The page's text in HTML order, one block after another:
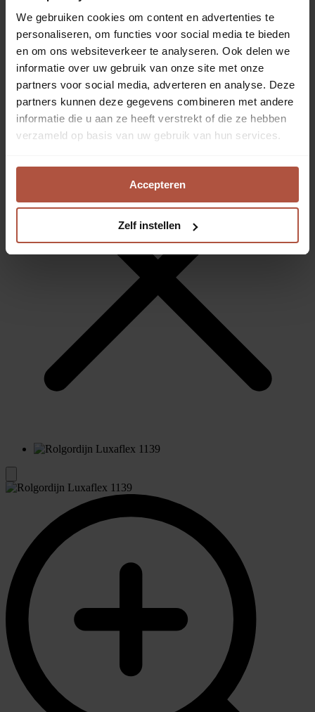
We gebruiken cookies om content en advertenties te
personaliseren, om functies voor social media te bieden
en om ons websiteverkeer te analyseren. Ook delen we
informatie over uw gebruik van onze site met onze
partners voor social media, adverteren en analyse. Deze
partners kunnen deze gegevens combineren met andere
informatie die u aan ze heeft verstrekt of die ze hebben
verzameld op basis van uw gebruik van hun services.
Accepteren
Zelf instellen
Advies aan huis
Rolgordijn Luxaflex 1139